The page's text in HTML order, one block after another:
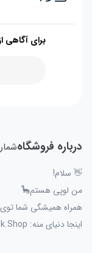
برای آگاهی
درباره فروشگاهشماره
👋 سلام!
من لوپی هستم🦕
همراه همیشگی شما
اینجا دنیای منه: Mbook.Shop 📚